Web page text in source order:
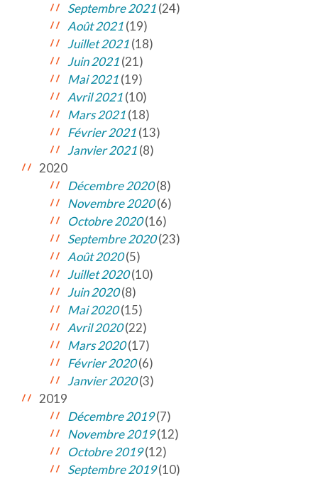
Septembre 2021(24)
Août 2021(19)
Juillet 2021(18)
Juin 2021(21)
Mai 2021(19)
Avril 2021(10)
Mars 2021(18)
Février 2021(13)
Janvier 2021(8)
2020
Décembre 2020(8)
Novembre 2020(6)
Octobre 2020(16)
Septembre 2020(23)
Août 2020(5)
Juillet 2020(10)
Juin 2020(8)
Mai 2020(15)
Avril 2020(22)
Mars 2020(17)
Février 2020(6)
Janvier 2020(3)
2019
Décembre 2019(7)
Novembre 2019(12)
Octobre 2019(12)
Septembre 2019(10)